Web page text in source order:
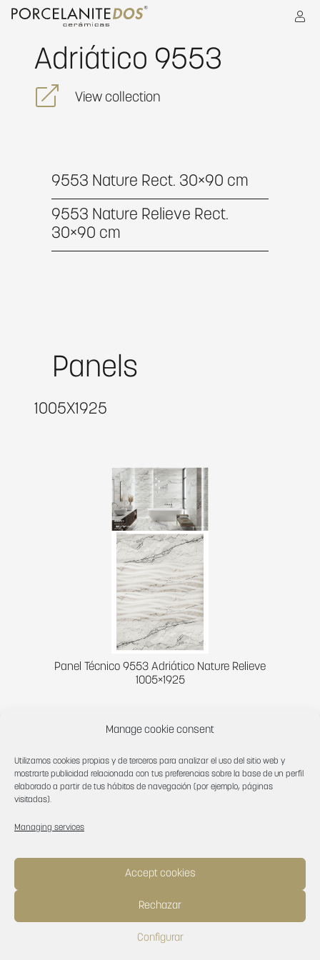
Manage cookie consent
Utilizamos cookies propias y de terceros para analizar el uso del sitio web y
mostrarte publicidad relacionada con tus preferencias sobre la base de un perfil
elaborado a partir de tus hábitos de navegación (por ejemplo, páginas
visitadas).
Managing services
Accept cookies
Rechazar
Configurar
Adriático 9553
View collection
9553 Nature Rect. 30×90 cm
9553 Nature Relieve Rect.
30×90 cm
Panels
1005X1925
Panel Técnico 9553 Adriático Nature Relieve
1005×1925
Related Series
Adriático 3309
Adriático 3310